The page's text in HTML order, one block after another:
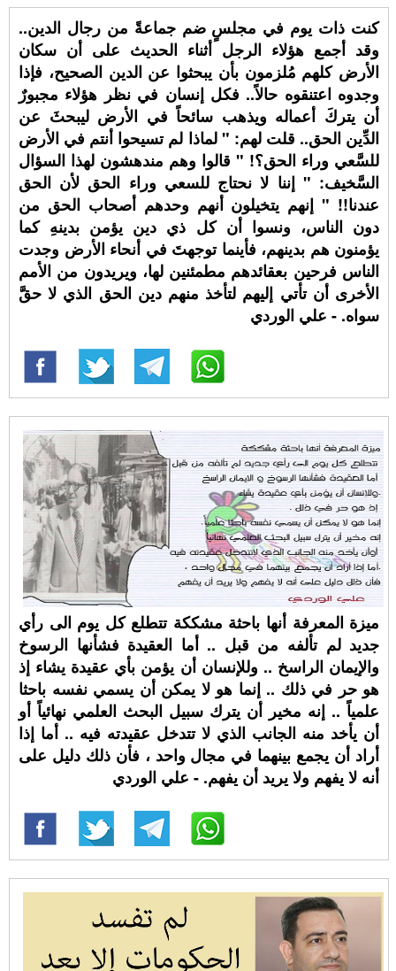
كنت ذات يوم في مجلسٍ ضم جماعةً من رجال الدين..
وقد أجمع هؤلاء الرجل أثناء الحديث على أن سكان
الأرض كلهم مُلزمون بأن يبحثوا عن الدين الصحيح، فإذا
وجدوه اعتنقوه حالاً.. فكل إنسان في نظر هؤلاء مجبورٌ
أن يتركَ أعماله ويذهب سائحاً في الأرض ليبحثَ عن
الدِّين الحق.. قلت لهم: " لماذا لم تسيحوا أنتم في الأرض
للسَّعي وراء الحق؟! " قالوا وهم مندهشون لهذا السؤال
السَّخيف: " إننا لا نحتاج للسعي وراء الحق لأن الحق
عندنا!! " إنهم يتخيلون أنهم وحدهم أصحاب الحق من
دون الناس، ونسوا أن كل ذي دين يؤمن بدينهِ كما
يؤمنون هم بدينهم، فأينما توجهتَ في أنحاء الأرض وجدت
الناس فرحين بعقائدهم مطمئنين لها، ويريدون من الأمم
الأخرى أن تأتي إليهم لتأخذ منهم دين الحق الذي لا حقَّ
سواه. - علي الوردي
ميزة المعرفة أنها باحثة مشككة تتطلع كل يوم الى رأي
جديد لم تألفه من قبل .. أما العقيدة فشأنها الرسوخ
والإيمان الراسخ .. وللإنسان أن يؤمن بأي عقيدة يشاء إذ
هو حر في ذلك .. إنما هو لا يمكن أن يسمي نفسه باحثا
علمياً .. إنه مخير أن يترك سبيل البحث العلمي نهائياً أو
أن يأخد منه الجانب الذي لا تتدخل عقيدته فيه .. أما إذا
أراد أن يجمع بينهما في مجال واحد ، فأن ذلك دليل على
أنه لا يفهم ولا يريد أن يفهم. - علي الوردي